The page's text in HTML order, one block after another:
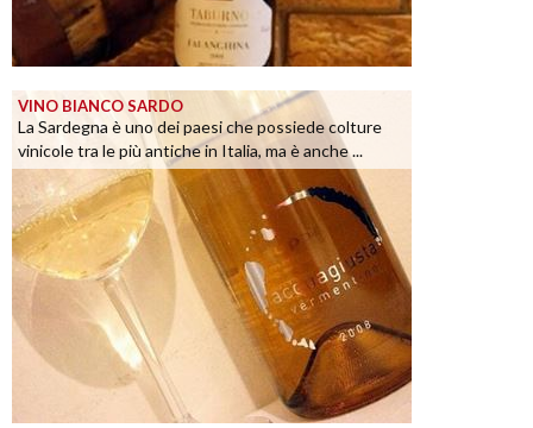
VINO BIANCO SARDO
La Sardegna è uno dei paesi che possiede colture
vinicole tra le più antiche in Italia, ma è anche ...